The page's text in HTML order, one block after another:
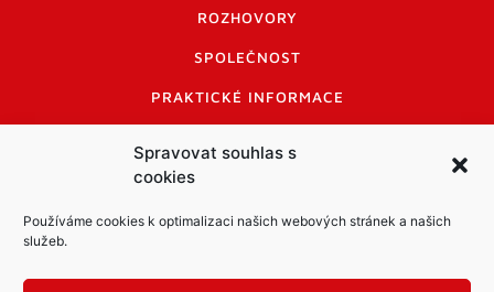
Spravovat souhlas s
cookies
Používáme cookies k optimalizaci našich webových stránek a našich
služeb.
ROZHOVORY
SPOLEČNOST
PRAKTICKÉ INFORMACE
INFORMACE A KODEX DISKUTUJÍCÍCH
LOGO A LOGO MANUÁL